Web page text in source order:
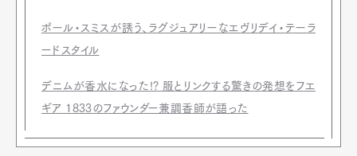
Pen international Pen tw
ポール・スミスが誘う、ラグジュアリーなエヴリデイ・テーラ
ードスタイル
デニムが香水になった!? 服とリンクする驚きの発想をフエ
ギア 1833のファウンダー兼調香師が語った